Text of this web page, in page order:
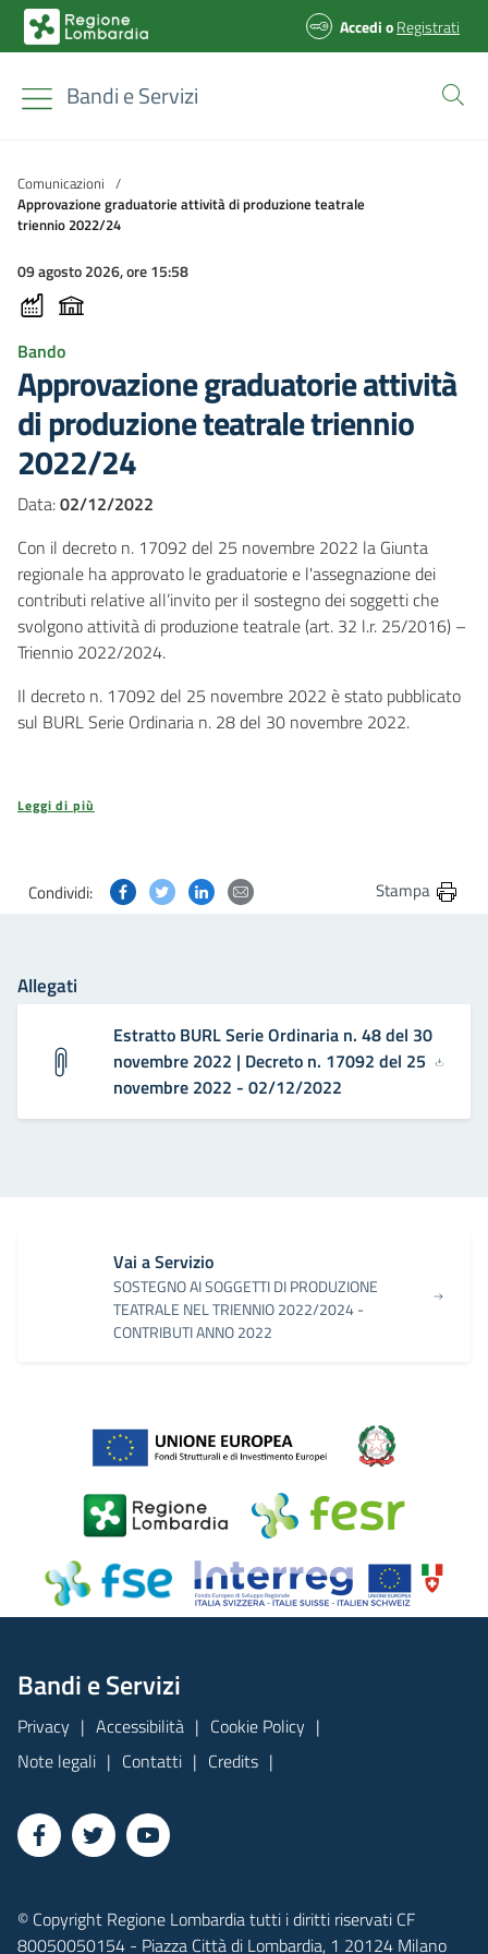
AccedioRegistrati
Bandi e Servizi
Comunicazioni /
Approvazione graduatorie attività di produzione teatrale
triennio 2022/24
09 agosto 2026, ore 15:58
Bando
Approvazione graduatorie attività
di produzione teatrale triennio
2022/24
Data:02/12/2022
Con il decreto n. 17092 del 25 novembre 2022 la Giunta
regionale ha approvato le graduatorie e l'assegnazione dei
contributi relative all’invito per il sostegno dei soggetti che
svolgono attività di produzione teatrale (art. 32 l.r. 25/2016) –
Triennio 2022/2024.
Il decreto n. 17092 del 25 novembre 2022 è stato pubblicato
sul BURL Serie Ordinaria n. 28 del 30 novembre 2022.
Leggi di più
Condividi: Condividi questa pagina su Facebook
Condividi questa pagina su Twitter
Condividi questa pagina su Linkedin
Condividi questa pagina via
Stampa
Allegati
Estratto BURL Serie Ordinaria n. 48 del 30
novembre 2022 | Decreto n. 17092 del 25
novembre 2022 - 02/12/2022
Vai a Servizio
SOSTEGNO AI SOGGETTI DI PRODUZIONE
TEATRALE NEL TRIENNIO 2022/2024 -
CONTRIBUTI ANNO 2022
Bandi e Servizi
Privacy Accessibilità
Cookie Policy
Note legali
Contatti Credits
© Copyright Regione Lombardia tutti i diritti riservati CF
80050050154 - Piazza Città di Lombardia, 1 20124 Milano